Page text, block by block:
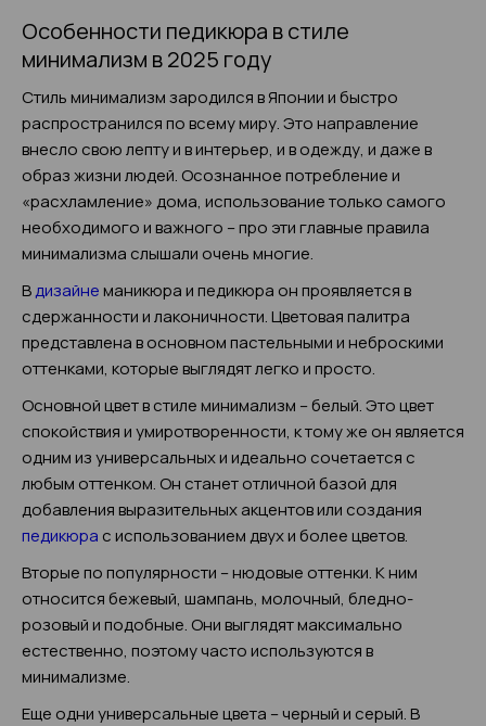
Особенности педикюра в стиле
минимализм в 2025 году
Стиль минимализм зародился в Японии и быстро
распространился по всему миру. Это направление
внесло свою лепту и в интерьер, и в одежду, и даже в
образ жизни людей. Осознанное потребление и
«расхламление» дома, использование только самого
необходимого и важного – про эти главные правила
минимализма слышали очень многие.
Вдизайнеманикюра и педикюра он проявляется в
сдержанности и лаконичности. Цветовая палитра
представлена в основном пастельными и неброскими
оттенками, которые выглядят легко и просто.
Основной цвет в стиле минимализм – белый. Это цвет
спокойствия и умиротворенности, к тому же он является
одним из универсальных и идеально сочетается с
любым оттенком. Он станет отличной базой для
добавления выразительных акцентов или создания
педикюра с использованием двух и более цветов.
Вторые по популярности – нюдовые оттенки. К ним
относится бежевый, шампань, молочный, бледно-
розовый и подобные. Они выглядят максимально
естественно, поэтому часто используются в
минимализме.
Еще одни универсальные цвета – черный и серый. В